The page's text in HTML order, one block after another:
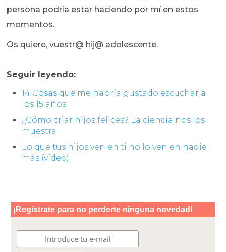
persona podría estar haciendo por mí en estos
momentos.
Os quiere, vuestr@ hij@ adolescente.
Seguir leyendo:
14 Cosas que me habría gustado escuchar a
los 15 años
¿Cómo criar hijos felices? La ciencia nos los
muestra
Lo que tus hijos ven en ti no lo ven en nadie
más (vídeo)